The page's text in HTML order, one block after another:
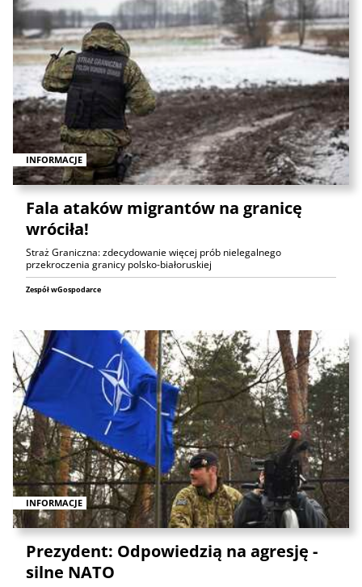
INFORMACJE
Fala ataków migrantów na granicę
wróciła!
Straż Graniczna: zdecydowanie więcej prób nielegalnego
przekroczenia granicy polsko-białoruskiej
Zespół wGospodarce
INFORMACJE
Prezydent: Odpowiedzią na agresję -
silne NATO